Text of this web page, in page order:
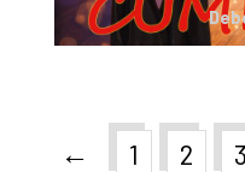
← 1 2 3